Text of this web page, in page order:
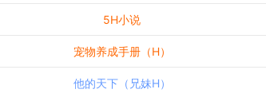
5H小说
宠物养成手册（H）
他的天下（兄妹H）